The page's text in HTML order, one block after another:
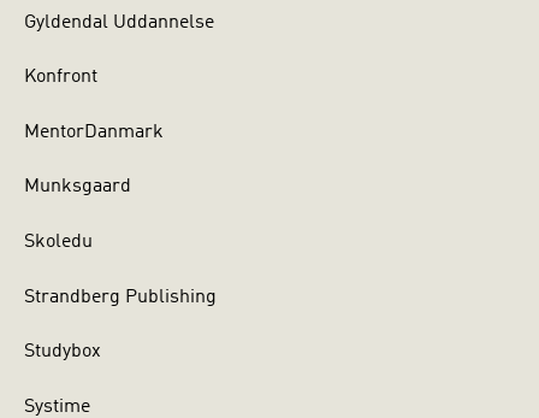
Gyldendal Uddannelse
Konfront
MentorDanmark
Munksgaard
Skoledu
Strandberg Publishing
Studybox
Systime